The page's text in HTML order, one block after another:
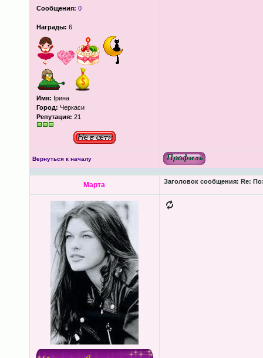
Сообщения: 0
Награды: 6
Имя: Ірина
Город: Черкаси
Репутация: 21
Вернуться к началу
Марта Заголовок сообщения: Re: